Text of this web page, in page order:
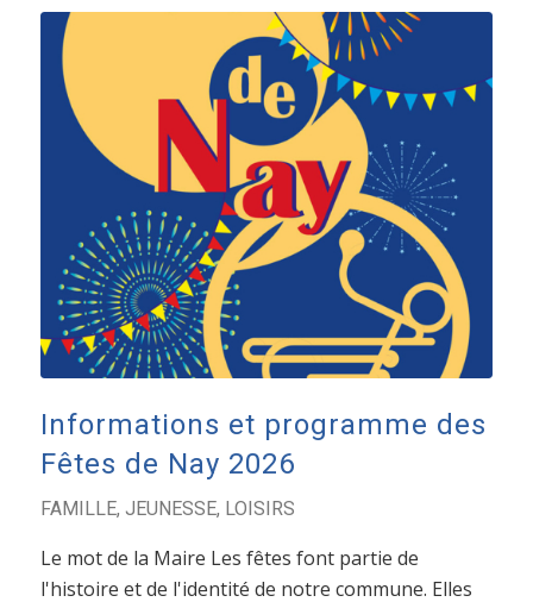
Informations et programme des
Fêtes de Nay 2026
FAMILLE, JEUNESSE, LOISIRS
Le mot de la Maire Les fêtes font partie de
l'histoire et de l'identité de notre commune. Elles